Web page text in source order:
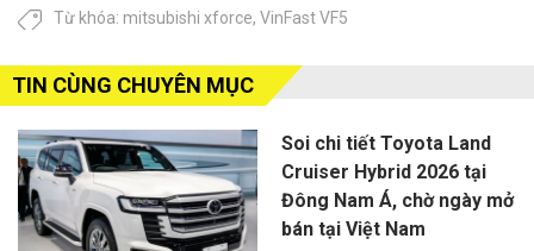
Từ khóa: mitsubishi xforce, VinFast VF5
TIN CÙNG CHUYÊN MỤC
Soi chi tiết Toyota Land
Cruiser Hybrid 2026 tại
Đông Nam Á, chờ ngày mở
bán tại Việt Nam